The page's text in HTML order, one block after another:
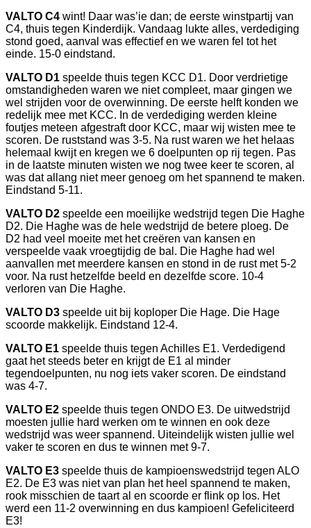
VALTO C4 wint! Daar was’ie dan; de eerste winstpartij van
C4, thuis tegen Kinderdijk. Vandaag lukte alles, verdediging
stond goed, aanval was effectief en we waren fel tot het
einde. 15-0 eindstand.
VALTO D1 speelde thuis tegen KCC D1. Door verdrietige
omstandigheden waren we niet compleet, maar gingen we
wel strijden voor de overwinning. De eerste helft konden we
redelijk mee met KCC. In de verdediging werden kleine
foutjes meteen afgestraft door KCC, maar wij wisten mee te
scoren. De ruststand was 3-5. Na rust waren we het helaas
helemaal kwijt en kregen we 6 doelpunten op rij tegen. Pas
in de laatste minuten wisten we nog twee keer te scoren, al
was dat allang niet meer genoeg om het spannend te maken.
Eindstand 5-11.
VALTO D2 speelde een moeilijke wedstrijd tegen Die Haghe
D2. Die Haghe was de hele wedstrijd de betere ploeg. De
D2 had veel moeite met het creëren van kansen en
verspeelde vaak vroegtijdig de bal. Die Haghe had wel
aanvallen met meerdere kansen en stond in de rust met 5-2
voor. Na rust hetzelfde beeld en dezelfde score. 10-4
verloren van Die Haghe.
VALTO D3 speelde uit bij koploper Die Hage. Die Hage
scoorde makkelijk. Eindstand 12-4.
VALTO E1 speelde thuis tegen Achilles E1. Verdedigend
gaat het steeds beter en krijgt de E1 al minder
tegendoelpunten, nu nog iets vaker scoren. De eindstand
was 4-7.
VALTO E2 speelde thuis tegen ONDO E3. De uitwedstrijd
moesten jullie hard werken om te winnen en ook deze
wedstrijd was weer spannend. Uiteindelijk wisten jullie wel
vaker te scoren en dus te winnen met 9-7.
VALTO E3 speelde thuis de kampioenswedstrijd tegen ALO
E2. De E3 was niet van plan het heel spannend te maken,
rook misschien de taart al en scoorde er flink op los. Het
werd een 11-2 overwinning en dus kampioen! Gefeliciteerd
E3!